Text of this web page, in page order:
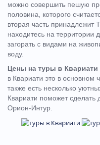
можно совершить пешую
половина, которого
вторая часть принадлежит
находитесь на
загорать с видами на
воду.
Цены на туры в Квариати
в Квариати это в
также есть несколько
Квариати поможет
Орион-Интур.